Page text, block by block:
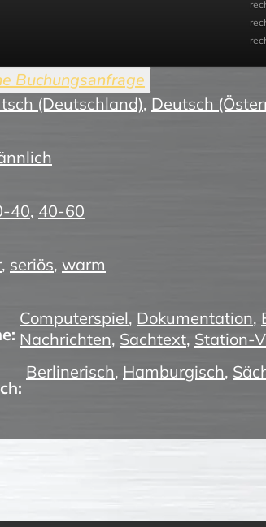
(Deutschland), Deutsch
40, 40-60
, seriös, warm
Computerspiel, Dokumentation,
Nachrichten, Sachtext, Station-
Berlinerisch, Hamburgisch,